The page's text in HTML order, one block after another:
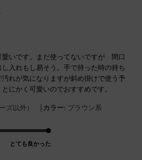
愛いです。まだ使ってないですが 間口
入れもし易そう。手で持った時の持ち
れが気になりますが斜め掛けで使う予
にかく可愛いのでおすすめです。
ズ以外） | カラー: ブラウン系
とても良かった